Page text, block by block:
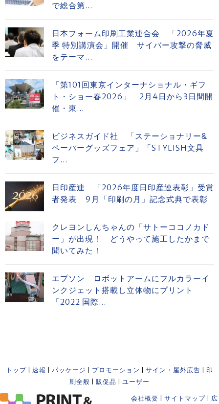
で総合第...
日本フォーム印刷工業連合会 「2026年夏
季 特別講演会」開催 サイバー攻撃の脅威
をテーマ...
「第101回東京インターナショナル・ギフ
ト・ショー春2026」 2月4日から3日間開
催・東...
ビジネスガイド社 「ステーショナリー&
ペーパーグッズフェア」「STYLISH文具
フ...
日印産連 「2026年度日印産連表彰」受賞
者発表 9月「印刷の月」記念式典で表彰
クレヨンしんちゃんの「サトーココノカド
ー」が出現！ どうやって施工したかまで
聞いてみた！
エプソン ロボットアームにフルカラーイ
ンクジェット搭載し立体物にプリント
「2022 国際...
トップ 速報 パッケージ プロモーション サイン・屋外広告
印
刷全般
販促品 ユーザー
会社概要 サイトマップ 広